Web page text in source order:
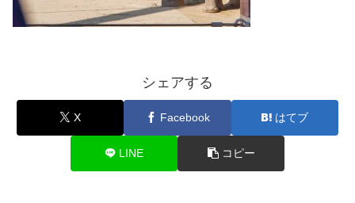
シェアする
X Facebook はてブ
LINE コピー